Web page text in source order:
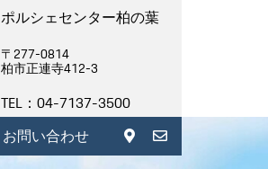
ポルシェセンター柏の葉
〒277-0814
柏市正連寺412-3
TEL：04-7137-3500
お問い合わせ